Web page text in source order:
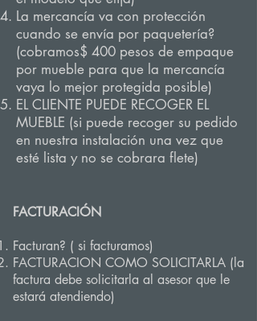
La mercancía va con protección
cuando se envía por paquetería?
(cobramos$ 400 pesos de empaque
por mueble para que la mercancía
vaya lo mejor protegida posible)
EL CLIENTE PUEDE RECOGER EL
MUEBLE (si puede recoger su pedido
en nuestra instalación una vez que
esté lista y no se cobrara flete)
FACTURACIÓN
Facturan? ( si facturamos)
FACTURACION COMO SOLICITARLA (la
factura debe solicitarla al asesor que le
estará atendiendo)